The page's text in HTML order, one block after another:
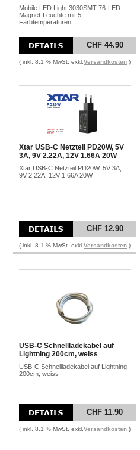
Mobile LED Light 3030SMT 76-LED
Magnet-Leuchte mit 5
Farbtemperaturen
CHF 44.90
( inkl. 8.1 % MwSt. exkl. Versandkosten )
Xtar USB-C Netzteil PD20W, 5V
3A, 9V 2.22A, 12V 1.66A 20W
Xtar USB-C Netzteil PD20W, 5V 3A,
9V 2.22A, 12V 1.66A 20W
CHF 12.90
( inkl. 8.1 % MwSt. exkl. Versandkosten )
USB-C Schnellladekabel auf
Lightning 200cm, weiss
USB-C Schnellladekabel auf Lightning
200cm, weiss
CHF 11.90
( inkl. 8.1 % MwSt. exkl. Versandkosten )